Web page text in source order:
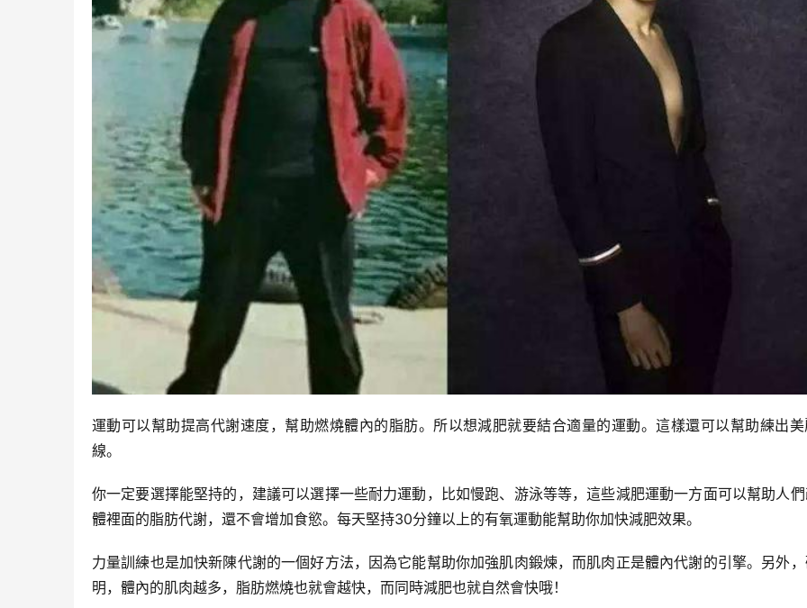
運動可以幫助提高代謝速度，幫助燃燒體內的脂肪。所以想減肥就要結合適量的運動。這樣還可以幫助練出
線。
你一定要選擇能堅持的，建議可以選擇一些耐力運動，比如慢跑、游泳等等，這些減肥運動一方面可以幫助人
體裡面的脂肪代謝，還不會增加食慾。每天堅持30分鐘以上的有氧運動能幫助你加快減肥效果。
力量訓練也是加快新陳代謝的一個好方法，因為它能幫助你加強肌肉鍛煉，而肌肉正是體內代謝的引擎。另外
明，體內的肌肉越多，脂肪燃燒也就會越快，而同時減肥也就自然會快哦！